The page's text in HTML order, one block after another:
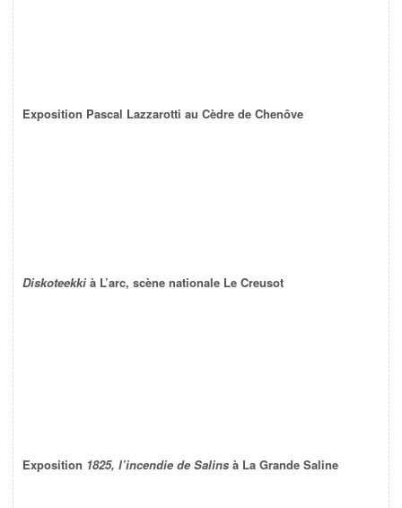
Exposition Pascal Lazzarotti au Cèdre de Chenôve
Diskoteekki à L’arc, scène nationale Le Creusot
Exposition 1825, l’incendie de Salins à La Grande Saline